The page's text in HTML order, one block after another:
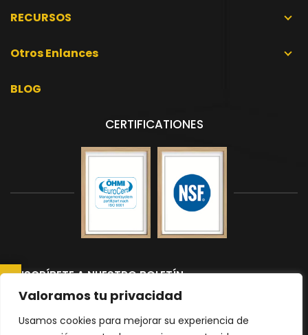
Valoramos tu privacidad
Usamos cookies para mejorar su experiencia de
RECURSOS
Otros Enlances
BLOG
CERTIFICATIONES
SUSCRÍBETE A NUESTRO BOLETÍN
Suscríbete a nuestro boletín para recibir las últimas noticias y